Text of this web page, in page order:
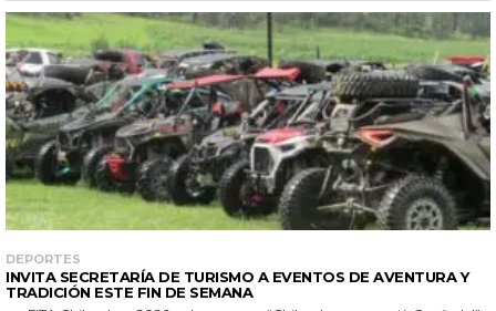
DEPORTES
INVITA SECRETARÍA DE TURISMO A EVENTOS DE AVENTURA Y
TRADICIÓN ESTE FIN DE SEMANA